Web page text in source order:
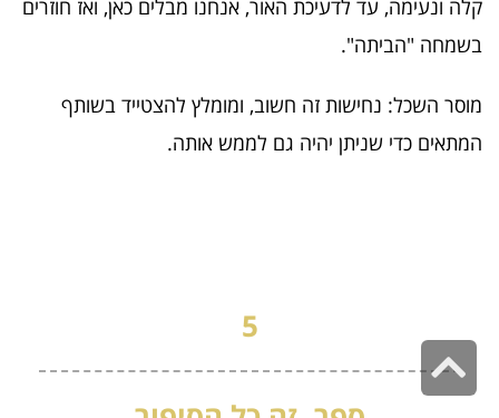
קלה ונעימה, עד לדעיכת האור, אנחנו מבלים כאן, ואז חוזרים
בשמחה "הביתה".
מוסר השכל: נחישות זה חשוב, ומומלץ להצטייד בשותף
המתאים כדי שניתן יהיה גם לממש אותה.
5
גלילה
לראש